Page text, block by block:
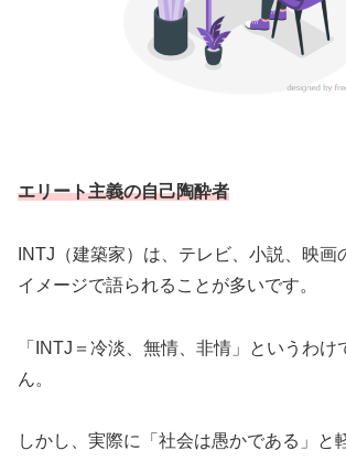
エリート主義の自己陶酔者
INTJ（建築家）は、テレビ、小説、映画
イメージで語られることが多いです。
「INTJ＝冷淡、無情、非情」というわけ
ん。
しかし、実際に「社会は愚かである」と